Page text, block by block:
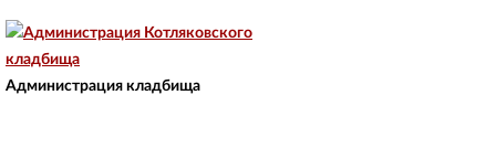
Администрация кладбища